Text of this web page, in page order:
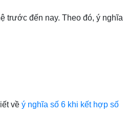
trước đến nay. Theo đó, ý nghĩa
về ý nghĩa số 6 khi kết hợp số